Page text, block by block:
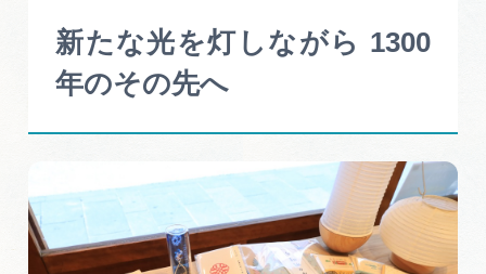
新たな光を灯しながら 1300
年のその先へ